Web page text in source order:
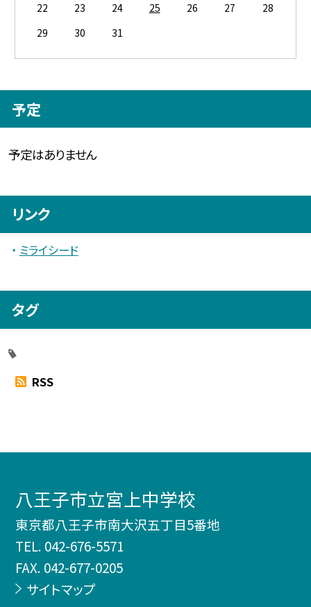
22
23 24 25 26 27
28
29
30 31
予定
予定はありません
リンク
ミライシード
タグ
RSS
八王子市立宮上中学校
東京都八王子市南大沢五丁目5番地
TEL. 042-676-5571
FAX. 042-677-0205
サイトマップ